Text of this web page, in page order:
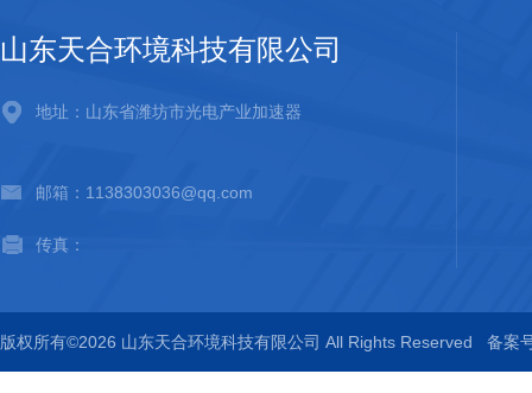
山东天合环境科技有限公司
地址：山东省潍坊市光电产业加速器
邮箱：1138303036@qq.com
传真：
版权所有©2026 山东天合环境科技有限公司 All Rights Reserved 备案